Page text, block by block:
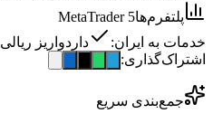
پلتفرم‌هاMetaTrader 5
خدمات به ایران:
داردواریز
اشتراک‌گذاری:
جمع‌بندی سریع